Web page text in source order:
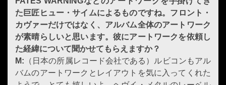
た巨匠 ヒュー・サイムによるものですね。 フロント・
カヴァーだけではなく、アルバム全体のアートワーク
が素晴らしいと思います。彼にアートワークを依頼し
た経緯について聞かせてもらえますか？
M: （日本の所属レコード会社である）ルビコンもアル
バムのアートワークとレイアウトを気に入ってくれた